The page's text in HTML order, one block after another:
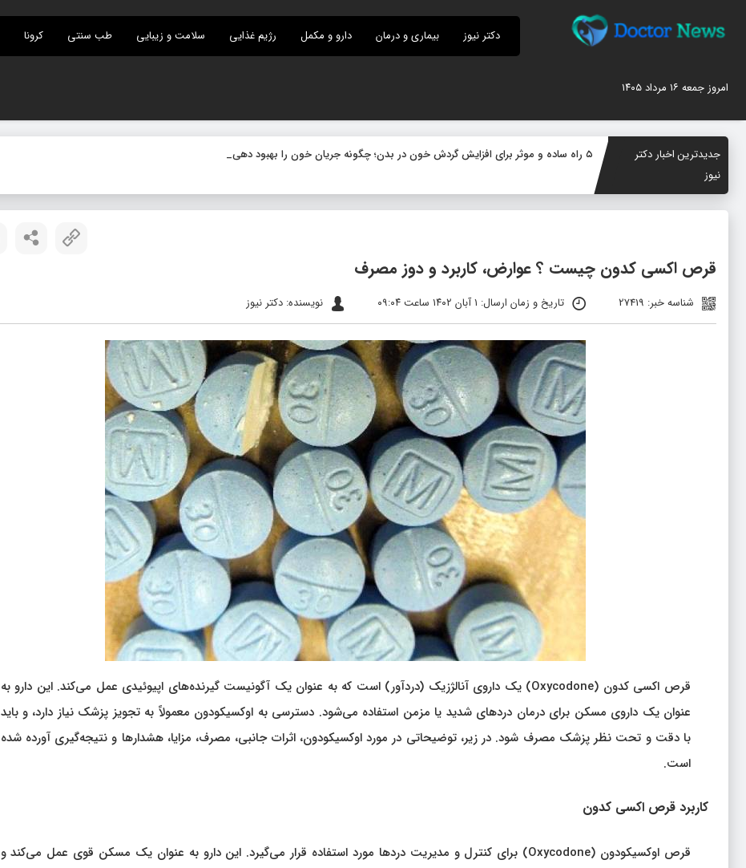
دکتر نیوز بیماری و درمان دارو و مکمل رژیم غذایی سلامت و زیبایی طب سنتی کرونا
امروز جمعه ۱۶ مرداد ۱۴۰۵
جدیدترین اخبار دکتر
نیوز
۵ راه ساده و موثر برای افزایش گردش خون در بدن؛ چگونه جریان خون را بهبود دهیم؟
قرص اکسی‌ کدون چیست ؟ عوارض، کاربرد و دوز مصرف
شناسه خبر: 27419 تاریخ و زمان ارسال: ۱ آبان ۱۴۰۲ ساعت ۰۹:۰۴ نویسنده: دکتر نیوز
قرص اکسی‌ کدون (Oxycodone) یک داروی آنالژزیک (دردآور) است که به عنوان یک آگونیست گیرنده‌های اپیوئیدی عمل می‌کند. این دارو به
عنوان یک داروی مسکن برای درمان دردهای شدید یا مزمن استفاده می‌شود. دسترسی به اوکسیکودون معمولاً به تجویز پزشک نیاز دارد، و باید
با دقت و تحت نظر پزشک مصرف شود. در زیر، توضیحاتی در مورد اوکسیکودون، اثرات جانبی، مصرف، مزایا، هشدارها و نتیجه‌گیری آورده شده
است.
کاربرد قرص اکسی‌ کدون
قرص اوکسیکودون (Oxycodone) برای کنترل و مدیریت دردها مورد استفاده قرار می‌گیرد. این دارو به عنوان یک مسکن قوی عمل می‌کند و